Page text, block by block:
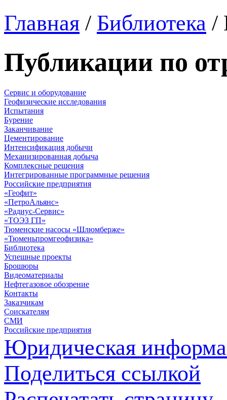
Главная / Библиотека /
Публикации по
Сервис и оборудование
Геофизические исследования
Испытания
Бурение
Заканчивание
Цементирование
Интенсификация добычи
Механизированная добыча
Комплексные решения
Интегрированные программные решения
Российские предприятия
«Геофит»
«ПетроАльянс»
«Радиус-Сервис»
«ТОЭЗ ГП»
Тюменские насосы «Шлюмберже»
«Тюменьпромгеофизика»
Библиотека
Успешные проекты
Брошюры
Видеоматериалы
Нефтегазовое обозрение
Контакты
Заказчикам
Соискателям
СМИ
Российские предприятия
Юридическая
Поделиться ссылкой